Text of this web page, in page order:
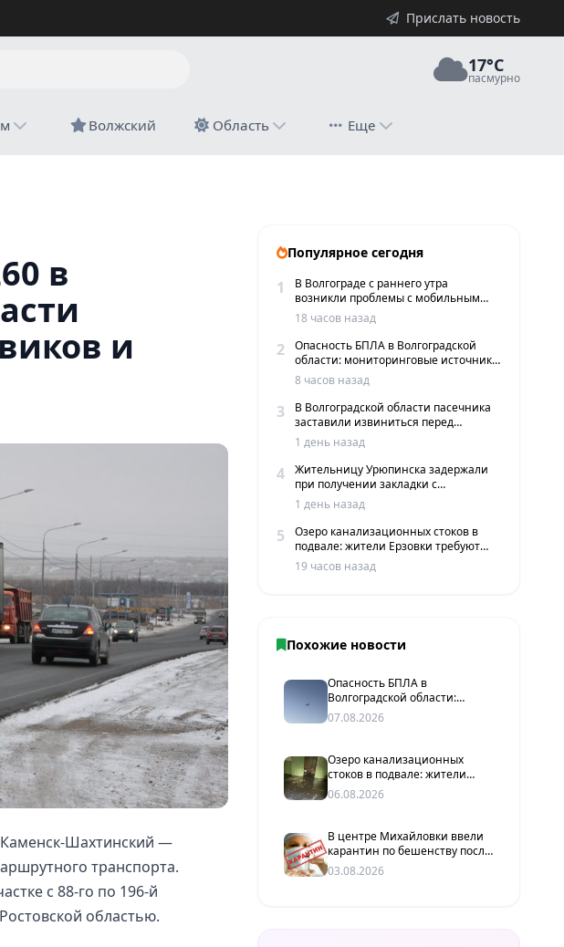
Прислать новость
17°C
пасмурно
Волжский Область Еще
для грузовиков и маршруток
в
и
Шахтинский —
транспорта.
с 88-го по 196-й
областью.
Популярное сегодня
1
В Волгограде с раннего утра
возникли проблемы с мобильным
интернетом и сервисами такси
18 часов назад
2
Опасность БПЛА в Волгоградской
области: мониторинговые источники
сообщают о пролетах беспилотников
8 часов назад
3
В Волгоградской области пасечника
заставили извиниться перед
жителями хутора
1 день назад
4
Жительницу Урюпинска задержали
при получении закладки с
мефедроном в Волгограде
1 день назад
5
Озеро канализационных стоков в
подвале: жители Ерзовки требуют
срочных мер
19 часов назад
Похожие новости
Опасность БПЛА в
Волгоградской области:
мониторинговые источники
сообщают о пролетах
07.08.2026
Озеро канализационных
стоков в подвале: жители
Ерзовки требуют срочных мер
06.08.2026
В центре Михайловки ввели
карантин по бешенству после
заражения домашней кошки
03.08.2026